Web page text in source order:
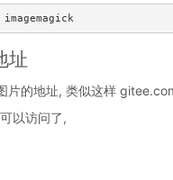
址
片的地址, 类似这样
以访问了,